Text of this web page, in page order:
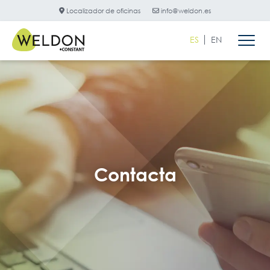
Localizador de oficinas info@weldon.es
ES EN
Contacta